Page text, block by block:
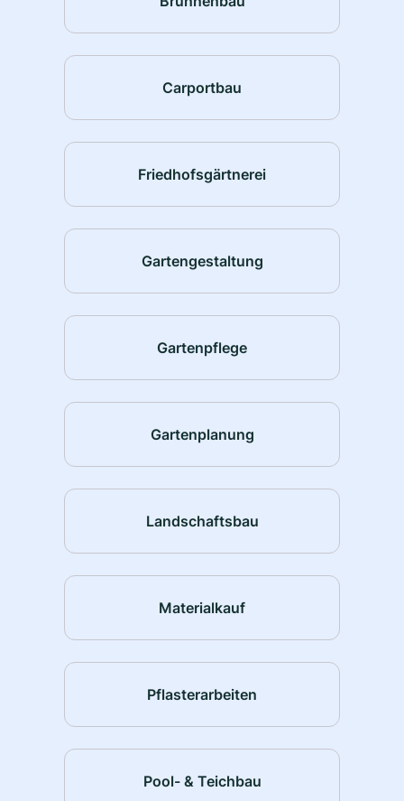
Carportbau
Friedhofsgärtnerei
Gartengestaltung
Gartenpflege
Gartenplanung
Landschaftsbau
Materialkauf
Pflasterarbeiten
Pool- & Teichbau